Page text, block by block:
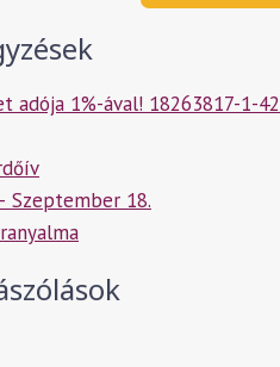
adója 1%-ával! 18263817-1-42
Szeptember 18.